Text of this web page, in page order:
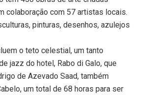
colaboração com 57 artistas locais.
pinturas, desenhos, azulejos
o teto celestial, um tanto
jazz do hotel, Rabo di Galo, que
de Azevado Saad, também
um total de 68 horas para ser